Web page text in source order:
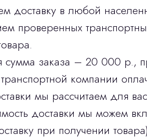
доставку в любой
проверенных
сумма заказа – 20 000 р.,
компании
мы рассчитаем для
доставки мы можем
при получении